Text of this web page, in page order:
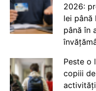
2026:
lei până
până în
Peste o
copiii